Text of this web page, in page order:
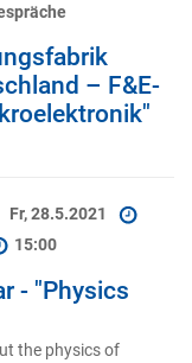
– F&E-
Fr, 28.5.2021
15:00
- "Physics
the physics of